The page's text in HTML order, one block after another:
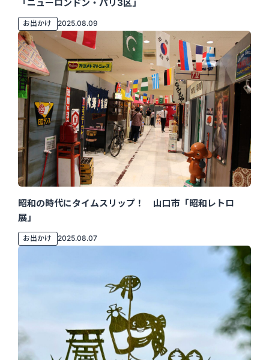
「ニューロンドン・パリ3区」
お出かけ 2025.08.09
昭和の時代にタイムスリップ！ 山口市「昭和レトロ
展」
お出かけ 2025.08.07